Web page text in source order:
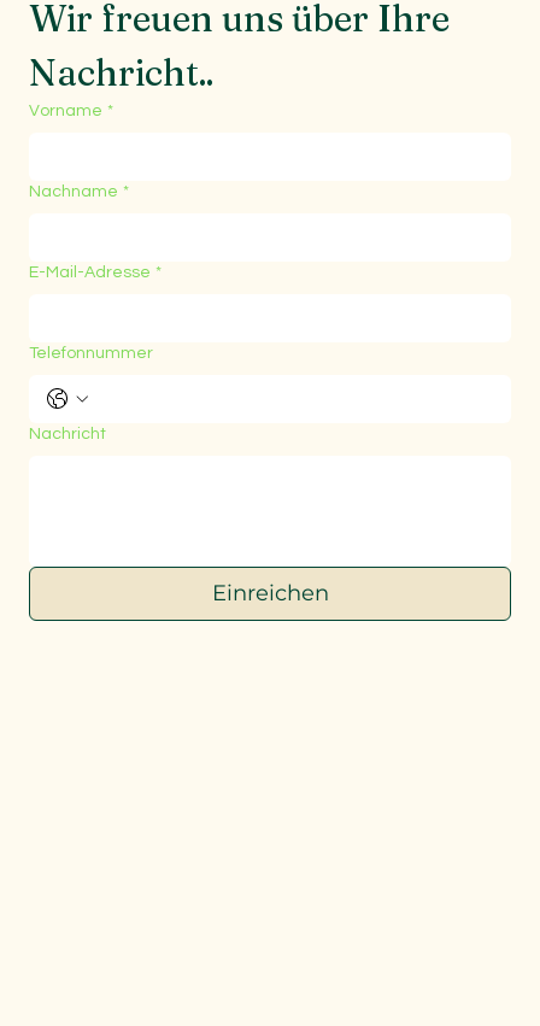
Wir freuen uns über Ihre
Nachricht..
Vorname *
Nachname *
E-Mail-Adresse *
Telefonnummer
Nachricht
Einreichen